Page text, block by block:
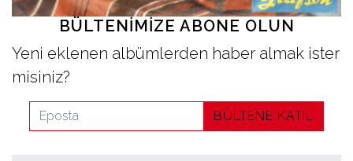
BÜLTENIMIZE ABONE OLUN
Yeni eklenen albümlerden haber almak ister
misiniz?
BÜLTENE KATIL